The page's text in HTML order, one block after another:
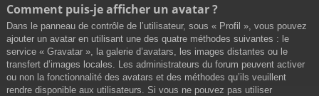
Comment puis-je afficher un avatar ?
Dans le panneau de contrôle de l’utilisateur, sous « Profil », vous pouvez
ajouter un avatar en utilisant une des quatre méthodes suivantes : le
service « Gravatar », la galerie d’avatars, les images distantes ou le
transfert d’images locales. Les administrateurs du forum peuvent activer
ou non la fonctionnalité des avatars et des méthodes qu’ils veuillent
rendre disponible aux utilisateurs. Si vous ne pouvez pas utiliser